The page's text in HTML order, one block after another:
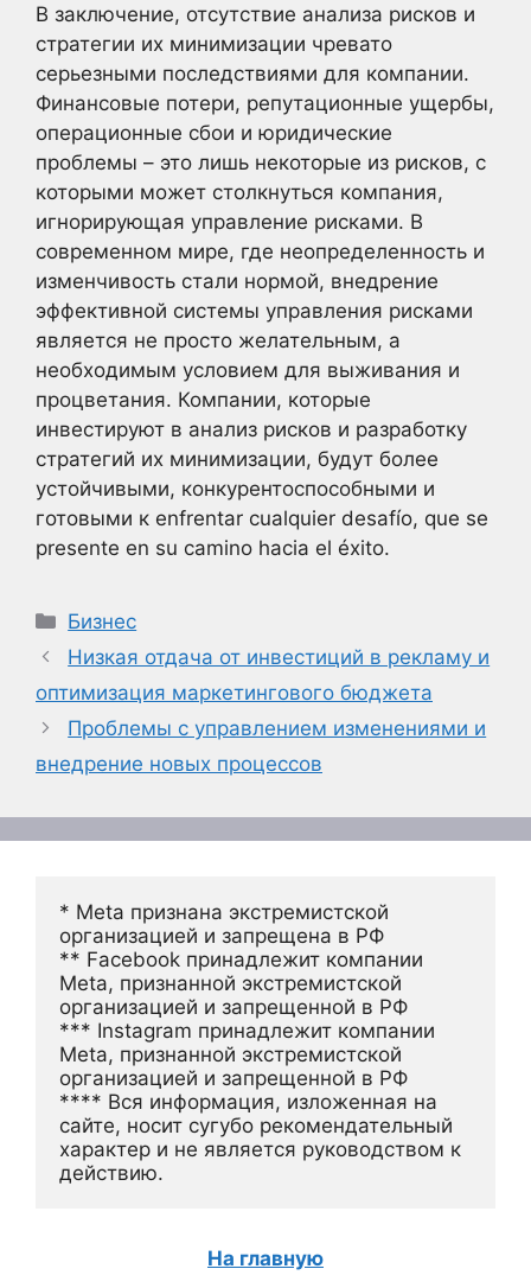
В заключение, отсутствие анализа рисков и
стратегии их минимизации чревато
серьезными последствиями для компании.
Финансовые потери, репутационные ущербы,
операционные сбои и юридические
проблемы – это лишь некоторые из рисков, с
которыми может столкнуться компания,
игнорирующая управление рисками. В
современном мире, где неопределенность и
изменчивость стали нормой, внедрение
эффективной системы управления рисками
является не просто желательным, а
необходимым условием для выживания и
процветания. Компании, которые
инвестируют в анализ рисков и разработку
стратегий их минимизации, будут более
устойчивыми, конкурентоспособными и
готовыми к enfrentar cualquier desafío, que se
presente en su camino hacia el éxito.
Рубрики
Бизнес
Низкая отдача от инвестиций в рекламу и
оптимизация маркетингового бюджета
Проблемы с управлением изменениями и
внедрение новых процессов
* Meta признана экстремистской
организацией и запрещена в РФ
** Facebook принадлежит компании
Meta, признанной экстремистской
организацией и запрещенной в РФ
*** Instagram принадлежит компании
Meta, признанной экстремистской
организацией и запрещенной в РФ
**** Вся информация, изложенная на
сайте, носит сугубо рекомендательный
характер и не является руководством к
действию.
На главную